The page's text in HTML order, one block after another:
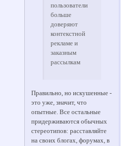
пользователи
больше
доверяют
контекстной
рекламе и
заказным
рассылкам
Правильно, но искушенные -
это уже, значит, что
опытные. Все остальные
придерживаются обычных
стереотипов: расставляйте
на своих блогах, форумах, в